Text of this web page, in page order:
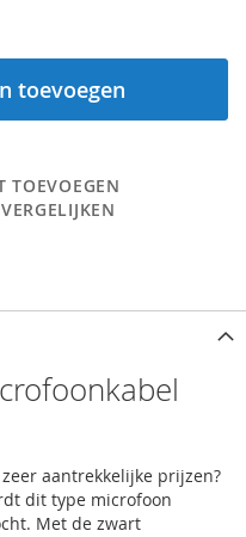
toevoegen
TOEVOEGEN
aantrekkelijke prijzen?
dit type microfoon
Met de zwart